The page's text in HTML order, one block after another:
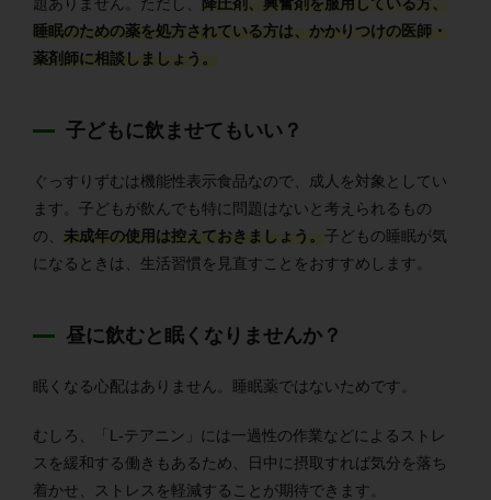
睡眠のための薬を処方されている方は、かかりつけの医師・
薬剤師に相談しましょう。
子どもに飲ませてもいい？
ぐっすりずむは機能性表示食品なので、成人を対象としてい
ます。子どもが飲んでも特に問題はないと考えられるもの
の、 未成年の使用は控えておきましょう。 子どもの睡眠が気
になるときは、生活習慣を見直すことをおすすめします。
昼に飲むと眠くなりませんか？
眠くなる心配はありません。睡眠薬ではないためです。
むしろ、「L-テアニン」には一過性の作業などによるストレ
スを緩和する働きもあるため、日中に摂取すれば気分を落ち
着かせ、ストレスを軽減することが期待できます。